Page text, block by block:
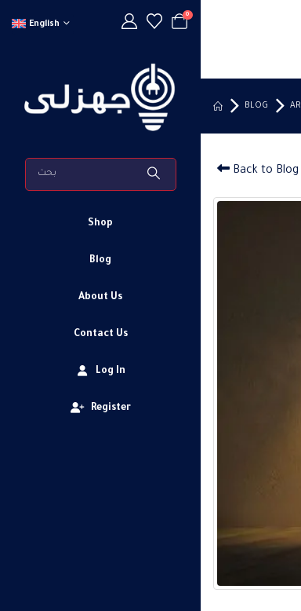
English
0
Shop
Blog
About Us
Contact Us
Log In
Register
BLOG
Back to Blog